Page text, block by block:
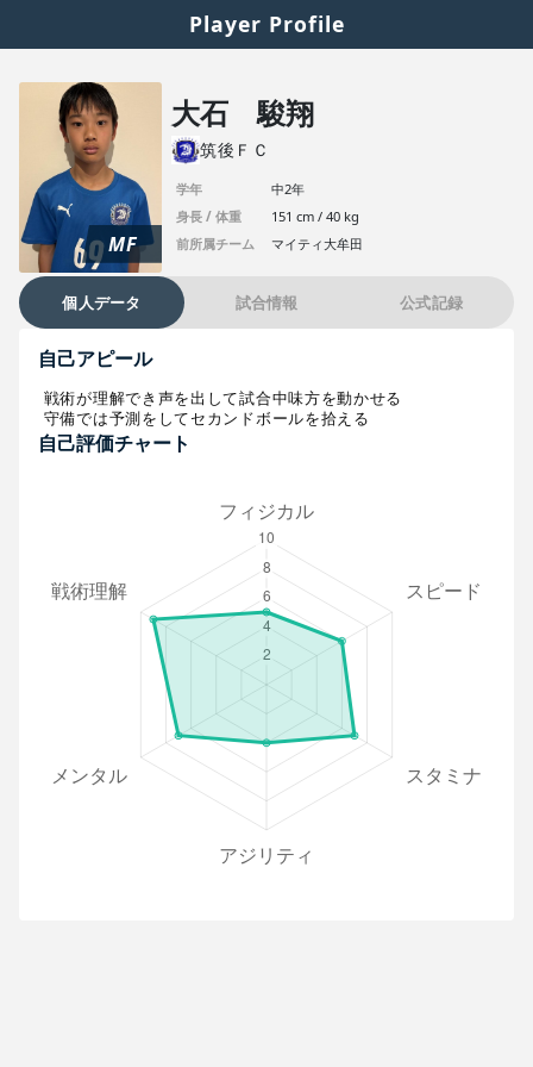
Player Profile
MF
大石 駿翔
筑後ＦＣ
学年
中2年
身長 / 体重
151 cm / 40 kg
前所属チーム
マイティ大牟田
個人データ 試合情報 公式記録
自己アピール
戦術が理解でき声を出して試合中味方を動かせる
守備では予測をしてセカンドボールを拾える
自己評価チャート